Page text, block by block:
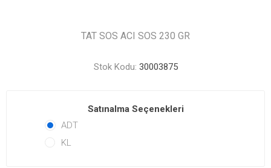
TAT SOS ACI SOS 230 GR
Stok Kodu: 30003875
Satınalma Seçenekleri
ADT
KL